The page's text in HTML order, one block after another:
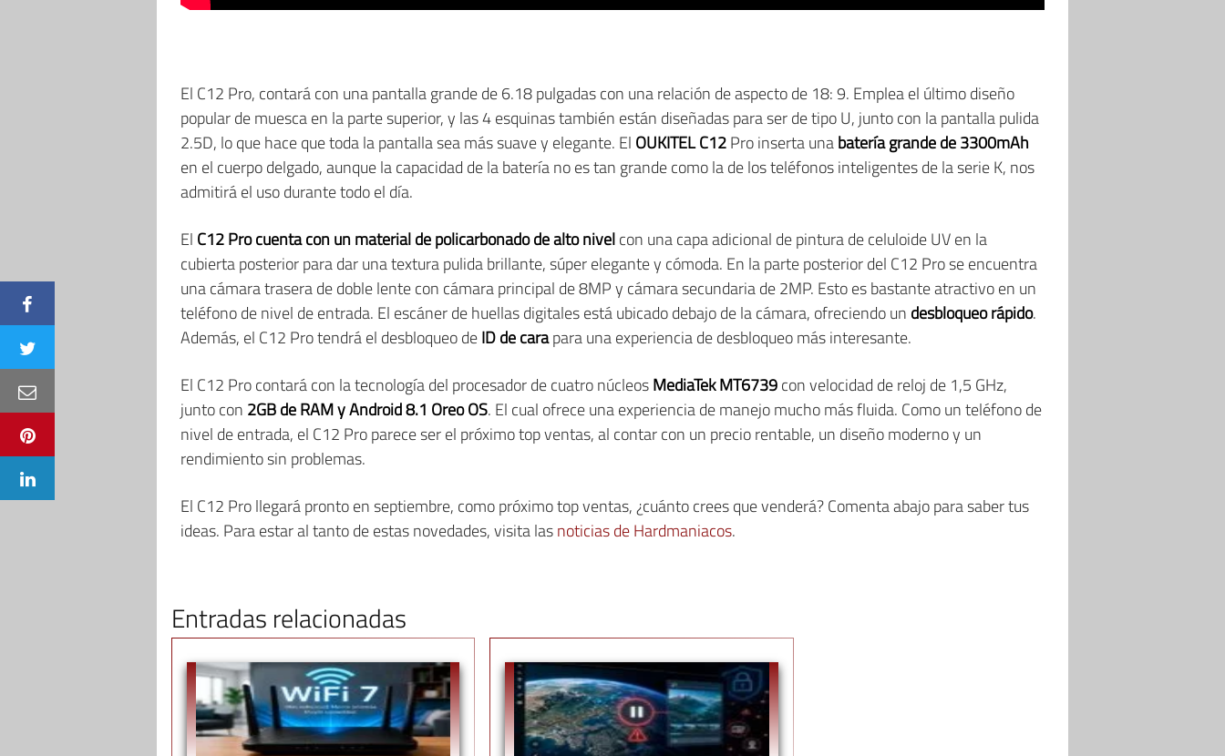
El C12 Pro, contará con una pantalla grande de 6.18 pulgadas con una relación de aspecto de 18: 9. Emplea el último diseño
popular de muesca en la parte superior, y las 4 esquinas también están diseñadas para ser de tipo U, junto con la pantalla pulida
2.5D, lo que hace que toda la pantalla sea más suave y elegante. El OUKITEL C12Pro inserta unabatería grande de 3300mAh
en el cuerpo delgado, aunque la capacidad de la batería no es tan grande como la de los teléfonos inteligentes de la serie K, nos
admitirá el uso durante todo el día.
El C12 Pro cuenta con un material de policarbonado de alto nivelcon una capa adicional de pintura de celuloide UV en la
cubierta posterior para dar una textura pulida brillante, súper elegante y cómoda. En la parte posterior del C12 Pro se encuentra
una cámara trasera de doble lente con cámara principal de 8MP y cámara secundaria de 2MP. Esto es bastante atractivo en un
teléfono de nivel de entrada. El escáner de huellas digitales está ubicado debajo de la cámara, ofreciendo un desbloqueo rápido.
Además, el C12 Pro tendrá el desbloqueo deID de carapara una experiencia de desbloqueo más interesante.
El C12 Pro contará con la tecnología del procesador de cuatro núcleosMediaTek MT6739con velocidad de reloj de 1,5 GHz,
junto con 2GB de RAM y Android 8.1 Oreo OS. El cual ofrece una experiencia de manejo mucho más fluida. Como un teléfono de
nivel de entrada, el C12 Pro parece ser el próximo top ventas, al contar con un precio rentable, un diseño moderno y un
rendimiento sin problemas.
El C12 Pro llegará pronto en septiembre, como próximo top ventas, ¿cuánto crees que venderá? Comenta abajo para saber tus
ideas. Para estar al tanto de estas novedades, visita lasnoticias de Hardmaniacos.
Entradas relacionadas